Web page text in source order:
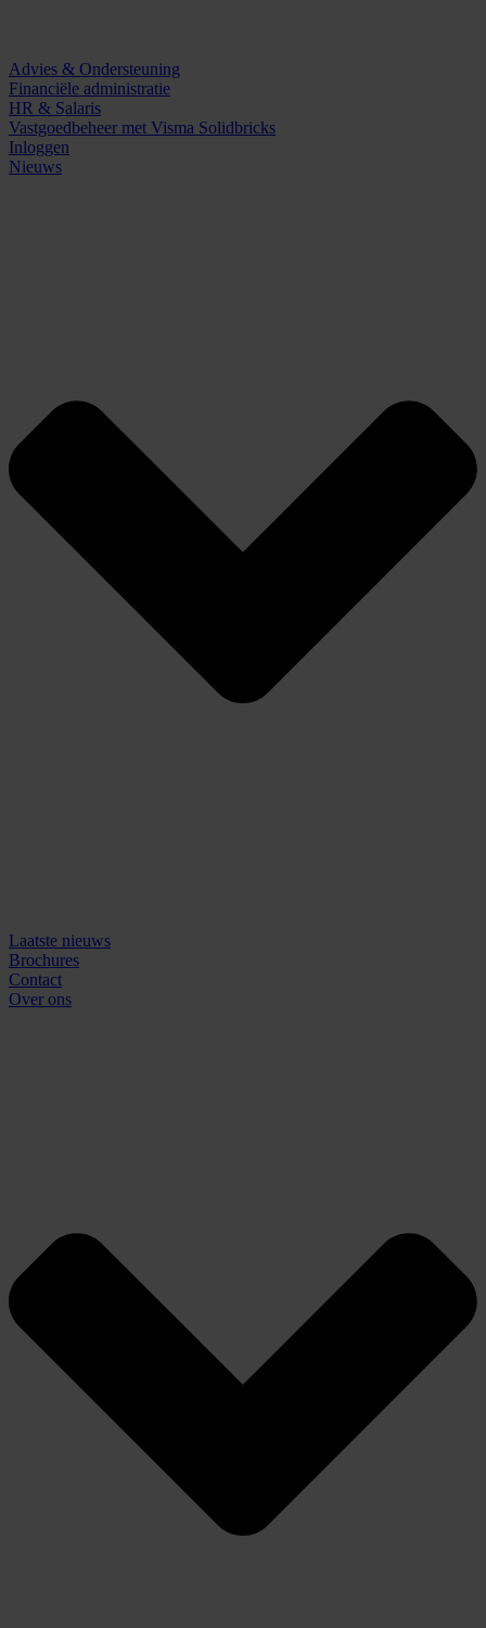
Advies & Ondersteuning
Financiële administratie
HR & Salaris
Vastgoedbeheer met Visma Solidbricks
Inloggen
Nieuws
Laatste nieuws
Brochures
Contact
Over ons